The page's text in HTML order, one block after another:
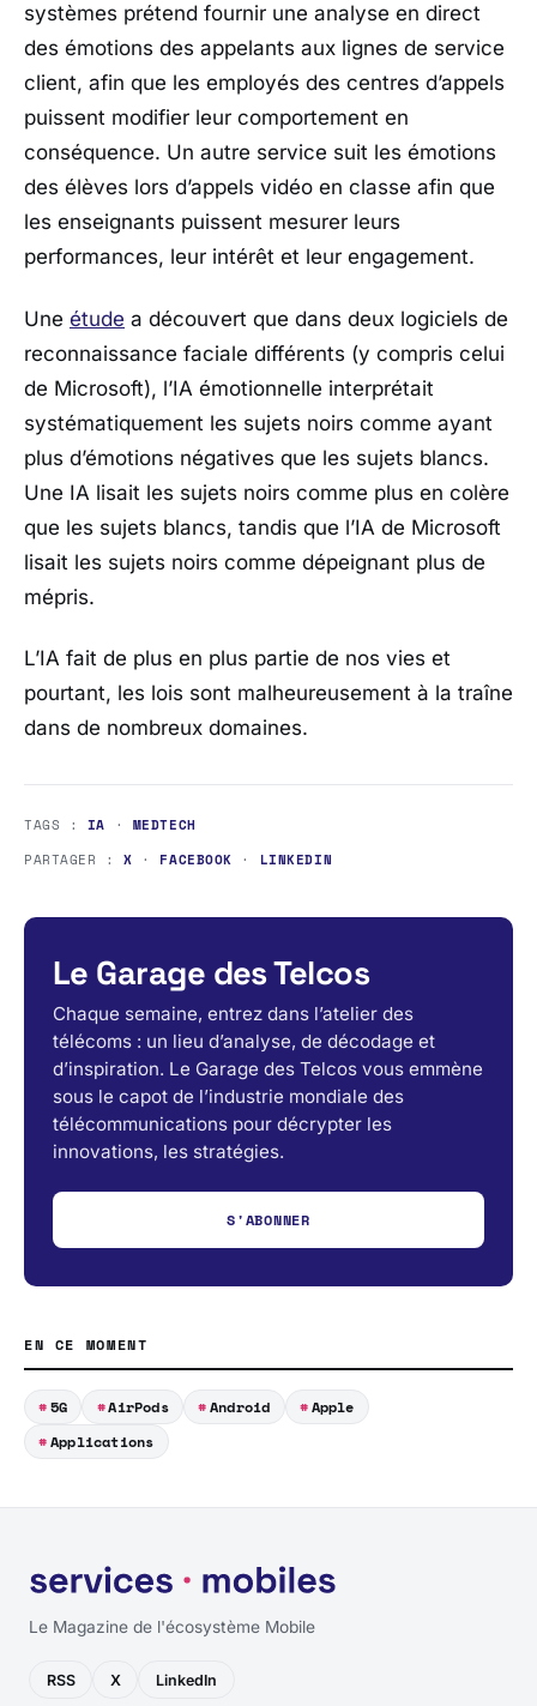
systèmes prétend fournir une analyse en direct
des émotions des appelants aux lignes de service
client, afin que les employés des centres d’appels
puissent modifier leur comportement en
conséquence. Un autre service suit les émotions
des élèves lors d’appels vidéo en classe afin que
les enseignants puissent mesurer leurs
performances, leur intérêt et leur engagement.
Une étude a découvert que dans deux logiciels de
reconnaissance faciale différents (y compris celui
de Microsoft), l’IA émotionnelle interprétait
systématiquement les sujets noirs comme ayant
plus d’émotions négatives que les sujets blancs.
Une IA lisait les sujets noirs comme plus en colère
que les sujets blancs, tandis que l’IA de Microsoft
lisait les sujets noirs comme dépeignant plus de
mépris.
L’IA fait de plus en plus partie de nos vies et
pourtant, les lois sont malheureusement à la traîne
dans de nombreux domaines.
TAGS : IA · MEDTECH
PARTAGER :X · FACEBOOK · LINKEDIN
Le Garage des Telcos
Chaque semaine, entrez dans l’atelier des
télécoms : un lieu d’analyse, de décodage et
d’inspiration. Le Garage des Telcos vous emmène
sous le capot de l’industrie mondiale des
télécommunications pour décrypter les
innovations, les stratégies.
S'ABONNER
EN CE MOMENT
5G AirPods Android
Apple
Applications
Le Magazine de l'écosystème Mobile
RSS X LinkedIn